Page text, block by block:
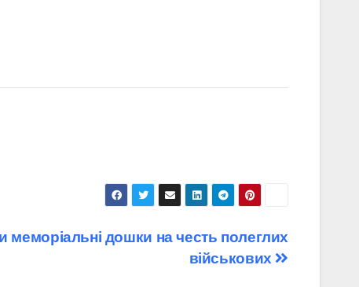
меморіальні дошки на честь полеглих
військових